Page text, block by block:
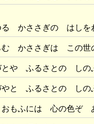
る かささぎの はしを
む かささぎは この世
とや ふるさとの しの
と ふるさとの しの
もふには 心の色ぞ